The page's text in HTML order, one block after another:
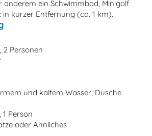
anderem ein Schwimmbad, Minigolf
in kurzer Entfernung (ca. 1 km).
2 Personen
und kaltem Wasser, Dusche
Person
oder Ähnliches